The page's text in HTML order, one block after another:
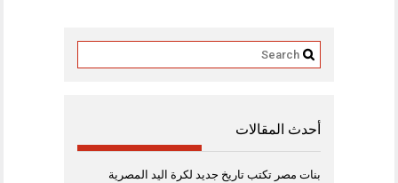
أحدث المقالات
بنات مصر تكتب تاريخ جديد لكرة اليد المصرية